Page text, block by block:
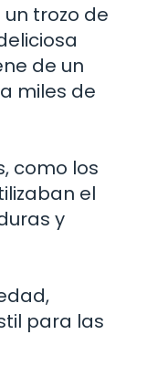
trozo de
de un
miles de
como los
el
y
para las